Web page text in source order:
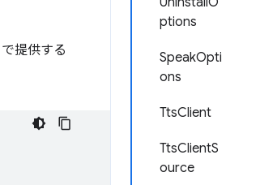
ptions
SpeakOpti
ons
TtsClient
TtsClientS
ource
提供する